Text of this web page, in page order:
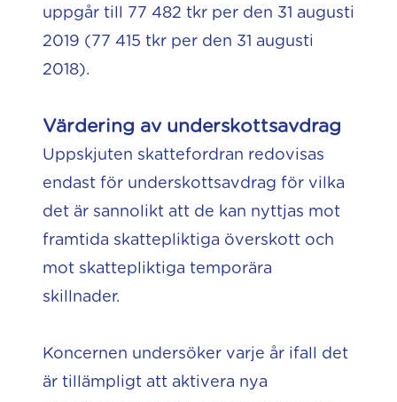
uppgår till 77 482 tkr per den 31 augusti
2019 (77 415 tkr per den 31 augusti
2018).
Värdering av underskottsavdrag
Uppskjuten skattefordran redovisas
endast för underskottsavdrag för vilka
det är sannolikt att de kan nyttjas mot
framtida skattepliktiga överskott och
mot skattepliktiga temporära
skillnader.
Koncernen undersöker varje år ifall det
är tillämpligt att aktivera nya